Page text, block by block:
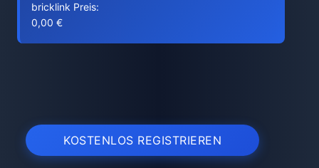
bricklink Preis:
0,00 €
KOSTENLOS REGISTRIEREN